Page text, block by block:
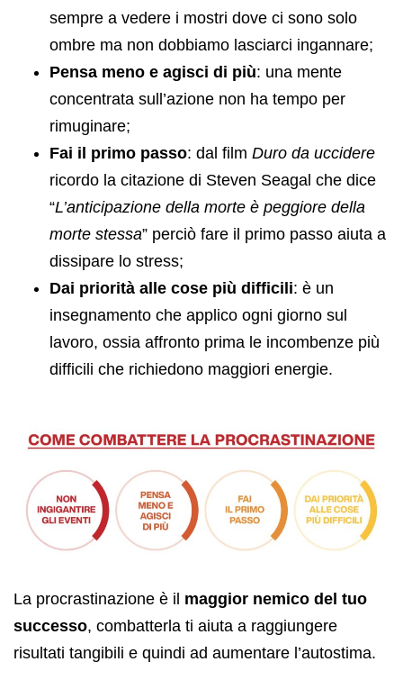
sempre a vedere i mostri dove ci sono solo
ombre ma non dobbiamo lasciarci ingannare;
Pensa meno e agisci di più: una mente
concentrata sull’azione non ha tempo per
rimuginare;
Fai il primo passo: dal film Duro da uccidere
ricordo la citazione di Steven Seagal che dice
“L’anticipazione della morte è peggiore della
morte stessa” perciò fare il primo passo aiuta a
dissipare lo stress;
Dai priorità alle cose più difficili: è un
insegnamento che applico ogni giorno sul
lavoro, ossia affronto prima le incombenze più
difficili che richiedono maggiori energie.
La procrastinazione è il maggior nemico del tuo
successo, combatterla ti aiuta a raggiungere
risultati tangibili e quindi ad aumentare l’autostima.